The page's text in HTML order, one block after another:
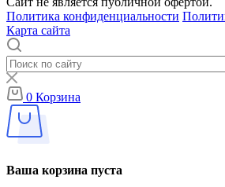
Политика конфиденциальности
Карта сайта
0 Корзина
Ваша корзина пуста